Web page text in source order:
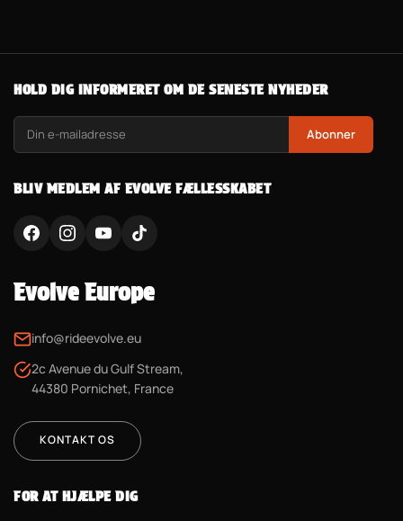
HOLD DIG INFORMERET OM DE SENESTE NYHEDER
Abonner
BLIV MEDLEM AF EVOLVE FÆLLESSKABET
Evolve Europe
info@rideevolve.eu
2c Avenue du Gulf Stream,
44380 Pornichet, France
KONTAKT OS
FOR AT HJÆLPE DIG